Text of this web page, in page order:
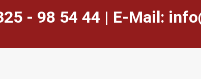
- 98 54 44 | E-Mail: